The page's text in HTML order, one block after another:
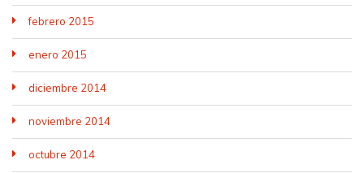
febrero 2015
enero 2015
diciembre 2014
noviembre 2014
octubre 2014